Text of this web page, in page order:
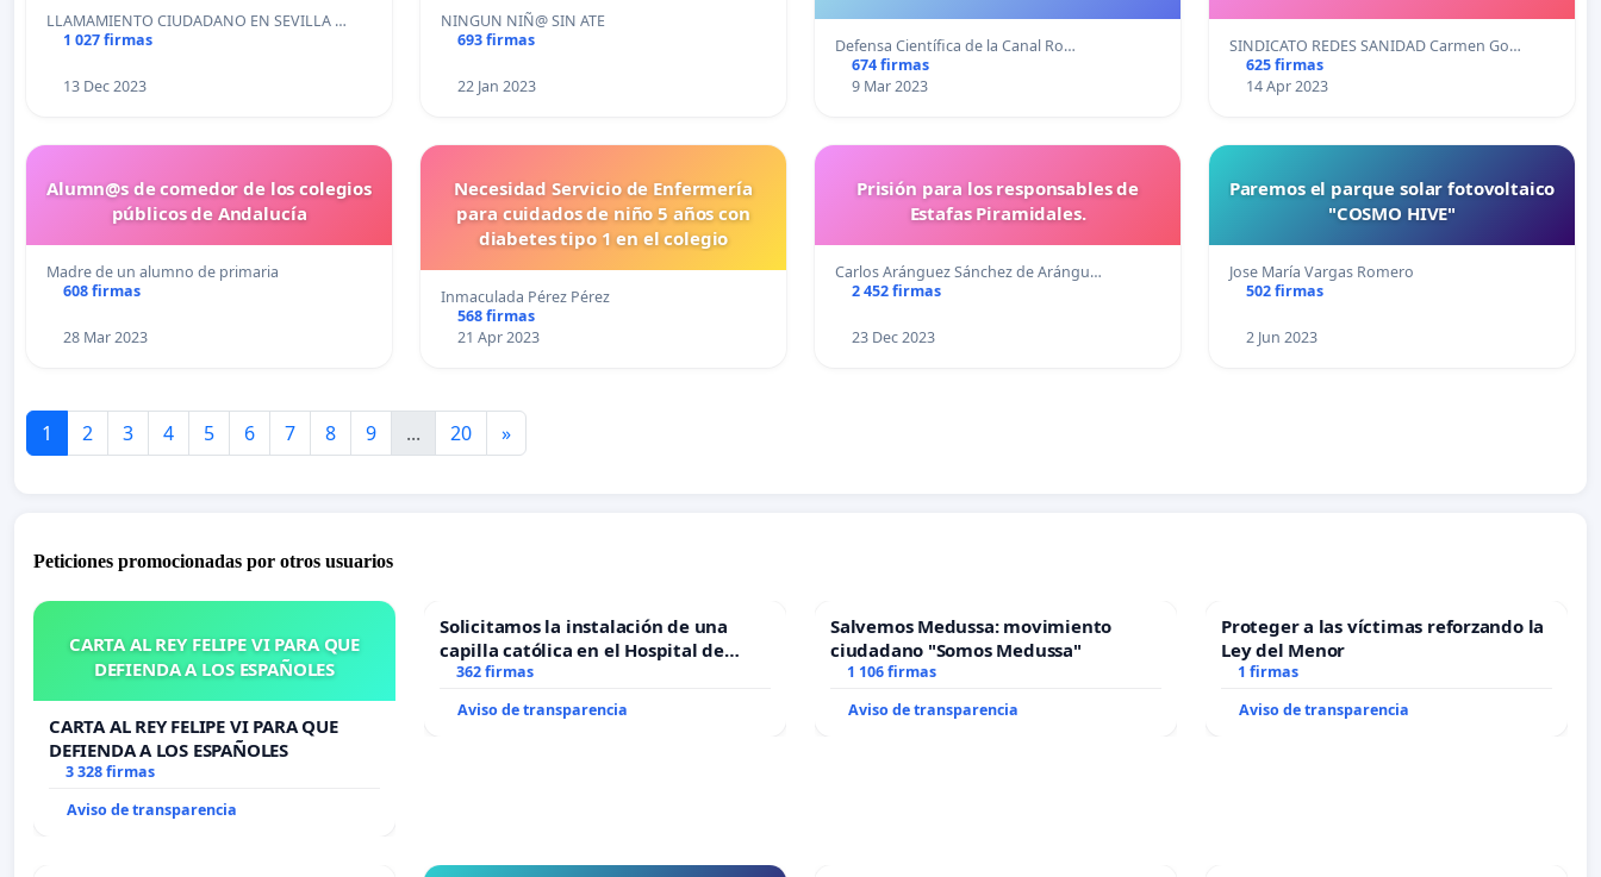
LLAMAMIENTO CIUDADANO EN SEVILLA …
1 027 firmas
13 Dec 2023
NINGUN NIÑ@ SIN ATE
693 firmas
22 Jan 2023
Defensa Científica de la Canal Ro…
674 firmas
9 Mar 2023
SINDICATO REDES SANIDAD Carmen Go…
625 firmas
14 Apr 2023
Alumn@s de comedor de los colegios
públicos de Andalucía
Madre de un alumno de primaria
608 firmas
28 Mar 2023
Necesidad Servicio de Enfermería
para cuidados de niño 5 años con
diabetes tipo 1 en el colegio
Inmaculada Pérez Pérez
568 firmas
21 Apr 2023
Prisión para los responsables de
Estafas Piramidales.
Carlos Aránguez Sánchez de Arángu…
2 452 firmas
23 Dec 2023
Paremos el parque solar fotovoltaico
"COSMO HIVE"
Jose María Vargas Romero
502 firmas
2 Jun 2023
1 2 3 4 5 6 7 8 9 ... 20 »
Peticiones promocionadas por otros usuarios
CARTA AL REY FELIPE VI PARA QUE
DEFIENDA A LOS ESPAÑOLES
CARTA AL REY FELIPE VI PARA QUE
DEFIENDA A LOS ESPAÑOLES
3 328 firmas
Aviso de transparencia
Solicitamos la instalación de una
capilla católica en el Hospital de
Alcañiz
362 firmas
Aviso de transparencia
Salvemos Medussa: movimiento
ciudadano "Somos Medussa"
1 106 firmas
Aviso de transparencia
Proteger a las víctimas reforzando la
Ley del Menor
1 firmas
Aviso de transparencia